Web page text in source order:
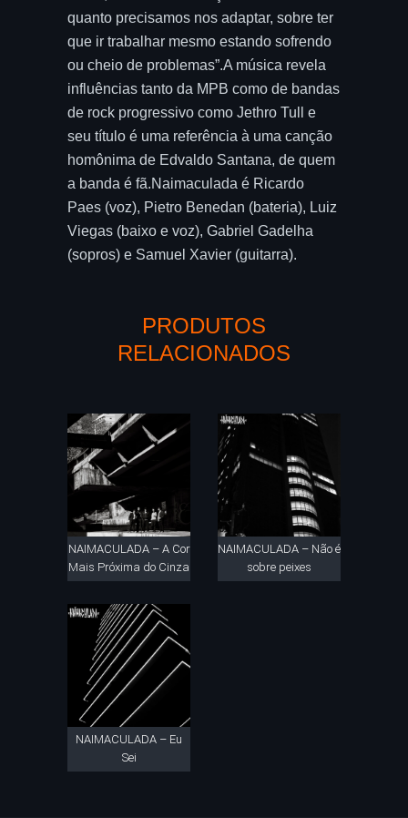
quanto precisamos nos adaptar, sobre ter
que ir trabalhar mesmo estando sofrendo
ou cheio de problemas”.A música revela
influências tanto da MPB como de bandas
de rock progressivo como Jethro Tull e
seu título é uma referência à uma canção
homônima de Edvaldo Santana, de quem
a banda é fã.Naimaculada é Ricardo
Paes (voz), Pietro Benedan (bateria), Luiz
Viegas (baixo e voz), Gabriel Gadelha
(sopros) e Samuel Xavier (guitarra).
PRODUTOS
RELACIONADOS
NAIMACULADA – A Cor
Mais Próxima do Cinza
NAIMACULADA – Não é
sobre peixes
NAIMACULADA – Eu
Sei